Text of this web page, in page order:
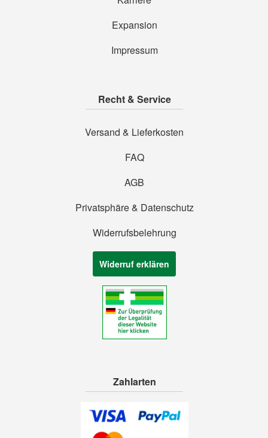
Expansion
Impressum
Recht & Service
Versand & Lieferkosten
FAQ
AGB
Privatsphäre & Datenschutz
Widerrufsbelehrung
Widerruf erklären
Zahlarten